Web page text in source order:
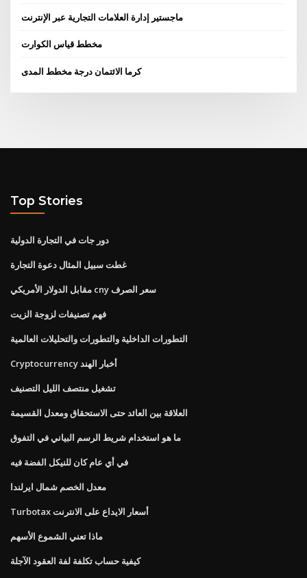
ماجستير إدارة العلامات التجارية عبر الإنترنت
مخطط قياس الكوارت
كرما الائتمان درجة مخطط المدى
Top Stories
دور جات في التجارة الدولية
غطت سبيل المثال دعوة التجارة
مقابل الدولار الأمريكي cny سعر الصرف
فهم تصنيفات لزوجة الزيت
التطورات الداخلية والتطورات والتحليلات العالمية
Cryptocurrency أخبار الهند
تشغيل منتصف الليل التصنيف
العلاقة بين العائد حتى الاستحقاق ومعدل القسيمة
ما هو استخدام شريط الرسم البياني في التفوق
في أي عام كان للنيكل الفضة فيه
معدل الخصم شمال ايرلندا
Turbotax أسعار الايداع على الانترنت
ماذا تعني الشموع الأسهم
كيفية حساب تكلفة لفة العقود الآجلة